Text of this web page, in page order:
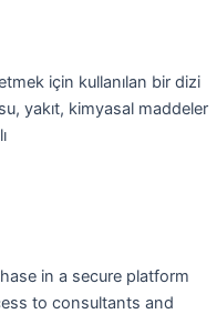
için kullanılan bir dizi
yakıt, kimyasal maddeler
in a secure platform
to consultants and